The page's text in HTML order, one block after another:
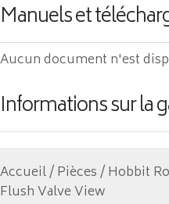
Manuels et
Aucun document n'est
Informations sur la
Accueil/Pièces/ Hobbit
Flush Valve View